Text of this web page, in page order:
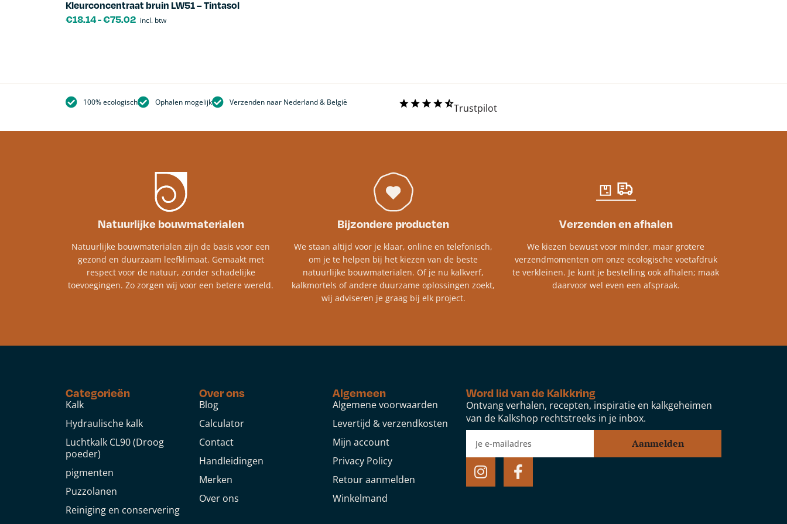
Kleurconcentraat bruin LW51 – Tintasol
€18.14-€75.02 incl. btw
100% ecologisch Ophalen mogelijk Verzenden naar Nederland & België Trustpilot
Natuurlijke bouwmaterialen
Natuurlijke bouwmaterialen zijn de basis voor een
gezond en duurzaam leefklimaat. Gemaakt met
respect voor de natuur, zonder schadelijke
toevoegingen. Zo zorgen wij voor een betere wereld.
Bijzondere producten
We staan altijd voor je klaar, online en telefonisch,
om je te helpen bij het kiezen van de beste
natuurlijke bouwmaterialen. Of je nu kalkverf,
kalkmortels of andere duurzame oplossingen zoekt,
wij adviseren je graag bij elk project.​
Verzenden en afhalen
We kiezen bewust voor minder, maar grotere
verzendmomenten om onze ecologische voetafdruk
te verkleinen. Je kunt je bestelling ook afhalen; maak
daarvoor wel even een afspraak.
Categorieën
Kalk
Hydraulische kalk
Luchtkalk CL90 (Droog
poeder)
pigmenten
Puzzolanen
Reiniging en conservering
Over ons
Blog
Calculator
Contact
Handleidingen
Merken
Over ons
Algemeen
Algemene voorwaarden
Levertijd & verzendkosten
Mijn account
Privacy Policy
Retour aanmelden
Winkelmand
Word lid van de Kalkkring
Ontvang verhalen, recepten, inspiratie en kalkgeheimen
van de Kalkshop rechtstreeks in je inbox.
Aanmelden